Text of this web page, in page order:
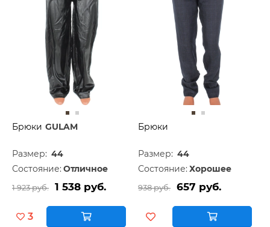
Брюки GULAM
Размер: 44
Состояние: Отличное
1 923 руб. 1 538 руб.
3
Брюки
Размер: 44
Состояние: Хорошее
938 руб. 657 руб.